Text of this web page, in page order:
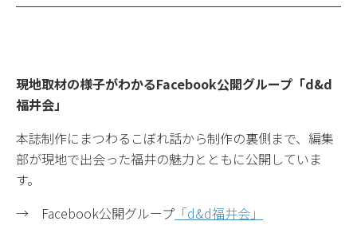
現地取材の様子がわかるFacebook公開グループ「d&d
福井会」
本誌制作にまつわるこぼれ話から制作の裏側まで、編集
部が現地で出会った福井の魅力とともに公開していま
す。
→ Facebook公開グループ 「d&d福井会」